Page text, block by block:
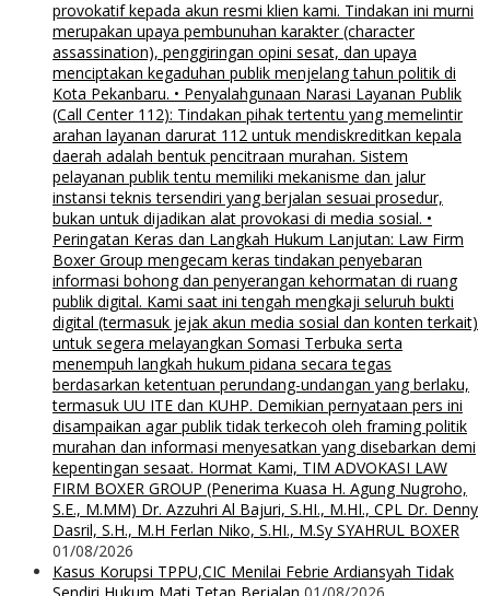
provokatif kepada akun resmi klien kami. Tindakan ini murni
merupakan upaya pembunuhan karakter (character
assassination), penggiringan opini sesat, dan upaya
menciptakan kegaduhan publik menjelang tahun politik di
Kota Pekanbaru. • Penyalahgunaan Narasi Layanan Publik
(Call Center 112): Tindakan pihak tertentu yang memelintir
arahan layanan darurat 112 untuk mendiskreditkan kepala
daerah adalah bentuk pencitraan murahan. Sistem
pelayanan publik tentu memiliki mekanisme dan jalur
instansi teknis tersendiri yang berjalan sesuai prosedur,
bukan untuk dijadikan alat provokasi di media sosial. •
Peringatan Keras dan Langkah Hukum Lanjutan: Law Firm
Boxer Group mengecam keras tindakan penyebaran
informasi bohong dan penyerangan kehormatan di ruang
publik digital. Kami saat ini tengah mengkaji seluruh bukti
digital (termasuk jejak akun media sosial dan konten terkait)
untuk segera melayangkan Somasi Terbuka serta
menempuh langkah hukum pidana secara tegas
berdasarkan ketentuan perundang-undangan yang berlaku,
termasuk UU ITE dan KUHP. Demikian pernyataan pers ini
disampaikan agar publik tidak terkecoh oleh framing politik
murahan dan informasi menyesatkan yang disebarkan demi
kepentingan sesaat. Hormat Kami, TIM ADVOKASI LAW
FIRM BOXER GROUP (Penerima Kuasa H. Agung Nugroho,
S.E., M.MM) Dr. Azzuhri Al Bajuri, S.HI., M.HI., CPL Dr. Denny
Dasril, S.H., M.H Ferlan Niko, S.HI., M.Sy SYAHRUL BOXER
01/08/2026
Kasus Korupsi TPPU,CIC Menilai Febrie Ardiansyah Tidak